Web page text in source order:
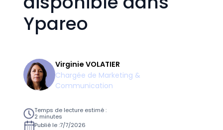
Ypareo
Virginie VOLATIER
Chargée de Marketing &
Communication
Temps de lecture estimé :
2 minutes
Publié le :7/7/2026